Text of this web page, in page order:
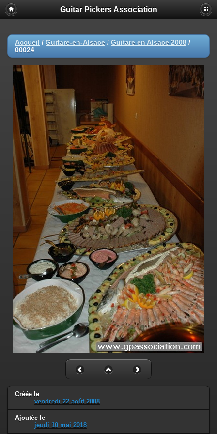
Guitar Pickers Association
Accueil / Guitare-en-Alsace / Guitare en Alsace 2008 /
00024
Créée le
vendredi 22 août 2008
Ajoutée le
jeudi 10 mai 2018